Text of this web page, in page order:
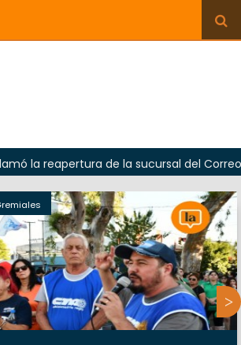
de la sucursal del Correo